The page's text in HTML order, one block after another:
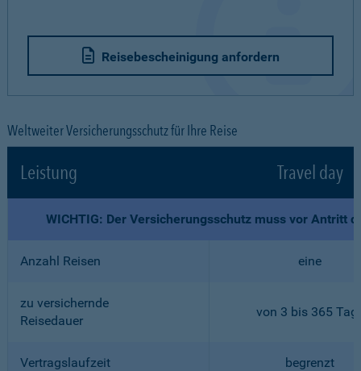
Reisebescheinigung anfordern
Weltweiter Versicherungsschutz für Ihre Reise
Leistung Travel day
WICHTIG: Der Versicherungsschutz muss vor Antritt
Anzahl Reisen eine
zu versichernde
Reisedauer
von 3 bis 365
Vertragslaufzeit begrenzt